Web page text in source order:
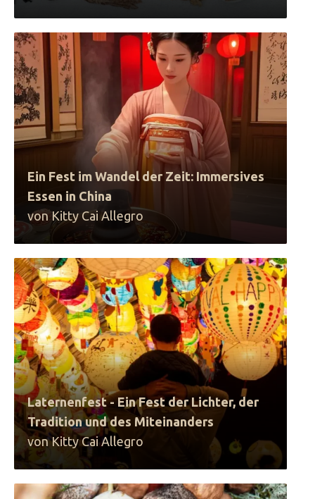
Ein Fest im Wandel der Zeit: Immersives
Essen in China
von Kitty Cai Allegro
Laternenfest - Ein Fest der Lichter, der
Tradition und des Miteinanders
von Kitty Cai Allegro